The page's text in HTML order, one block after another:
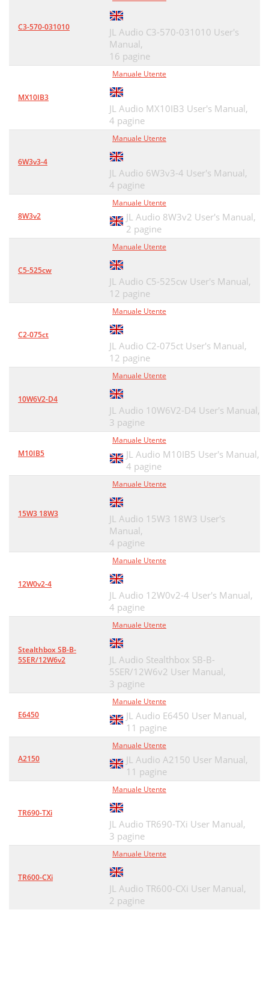
C3-570-031010
JL Audio C3-570-031010 User's
Manual,
16 pagine
MX10IB3
Manuale Utente
JL Audio MX10IB3 User's Manual,
4 pagine
6W3v3-4
Manuale Utente
JL Audio 6W3v3-4 User's Manual,
4 pagine
8W3v2
Manuale Utente
JL Audio 8W3v2 User's Manual,
2 pagine
C5-525cw
Manuale Utente
JL Audio C5-525cw User's Manual,
12 pagine
C2-075ct
Manuale Utente
JL Audio C2-075ct User's Manual,
12 pagine
10W6V2-D4
Manuale Utente
JL Audio 10W6V2-D4 User's Manual,
3 pagine
M10IB5
Manuale Utente
JL Audio M10IB5 User's Manual,
4 pagine
15W3 18W3
Manuale Utente
JL Audio 15W3 18W3 User's
Manual,
4 pagine
12W0v2-4
Manuale Utente
JL Audio 12W0v2-4 User's Manual,
4 pagine
Stealthbox SB-B-
5SER/12W6v2
Manuale Utente
JL Audio Stealthbox SB-B-
5SER/12W6v2 User Manual,
3 pagine
E6450
Manuale Utente
JL Audio E6450 User Manual,
11 pagine
A2150
Manuale Utente
JL Audio A2150 User Manual,
11 pagine
TR690-TXi
Manuale Utente
JL Audio TR690-TXi User Manual,
3 pagine
TR600-CXi
Manuale Utente
JL Audio TR600-CXi User Manual,
2 pagine